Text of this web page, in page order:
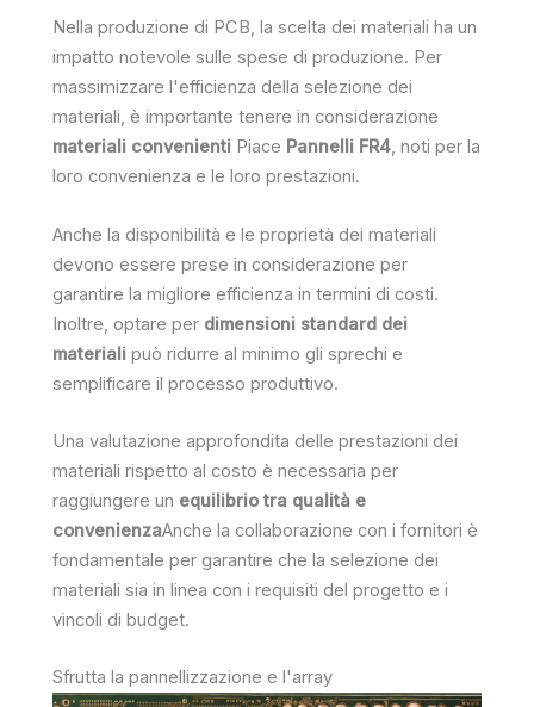
Nella produzione di PCB, la scelta dei materiali ha un
impatto notevole sulle spese di produzione. Per
massimizzare l'efficienza della selezione dei
materiali, è importante tenere in considerazione
materiali convenienti Piace Pannelli FR4, noti per la
loro convenienza e le loro prestazioni.
Anche la disponibilità e le proprietà dei materiali
devono essere prese in considerazione per
garantire la migliore efficienza in termini di costi.
Inoltre, optare per dimensioni standard dei
materiali può ridurre al minimo gli sprechi e
semplificare il processo produttivo.
Una valutazione approfondita delle prestazioni dei
materiali rispetto al costo è necessaria per
raggiungere un equilibrio tra qualità e
convenienzaAnche la collaborazione con i fornitori è
fondamentale per garantire che la selezione dei
materiali sia in linea con i requisiti del progetto e i
vincoli di budget.
Sfrutta la pannellizzazione e l'array